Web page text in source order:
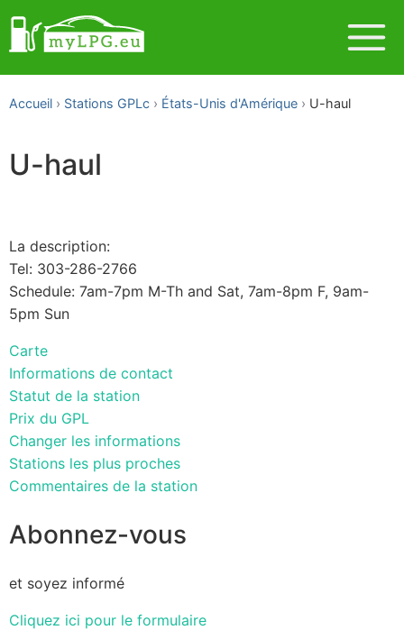
Accueil Stations GPLc États-Unis d'Amérique U-haul
U-haul
La description:
Tel: 303-286-2766
Schedule: 7am-7pm M-Th and Sat, 7am-8pm F, 9am-
5pm Sun
Carte
Informations de contact
Statut de la station
Prix du GPL
Changer les informations
Stations les plus proches
Commentaires de la station
Abonnez-vous
et soyez informé
Cliquez ici pour le formulaire